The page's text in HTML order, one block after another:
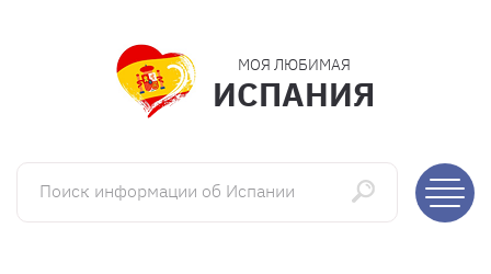
МОЯ ЛЮБИМАЯ
ИСПАНИЯ
Поиск информации об Испании